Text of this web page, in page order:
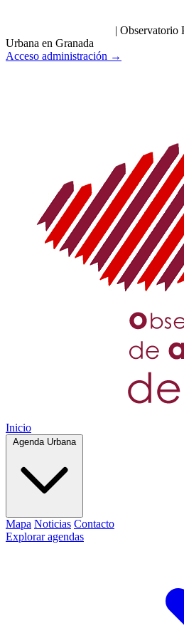
| Observatorio
Urbana en Granada
Acceso administración →
Inicio
Agenda Urbana
Mapa Noticias Contacto
Explorar agendas